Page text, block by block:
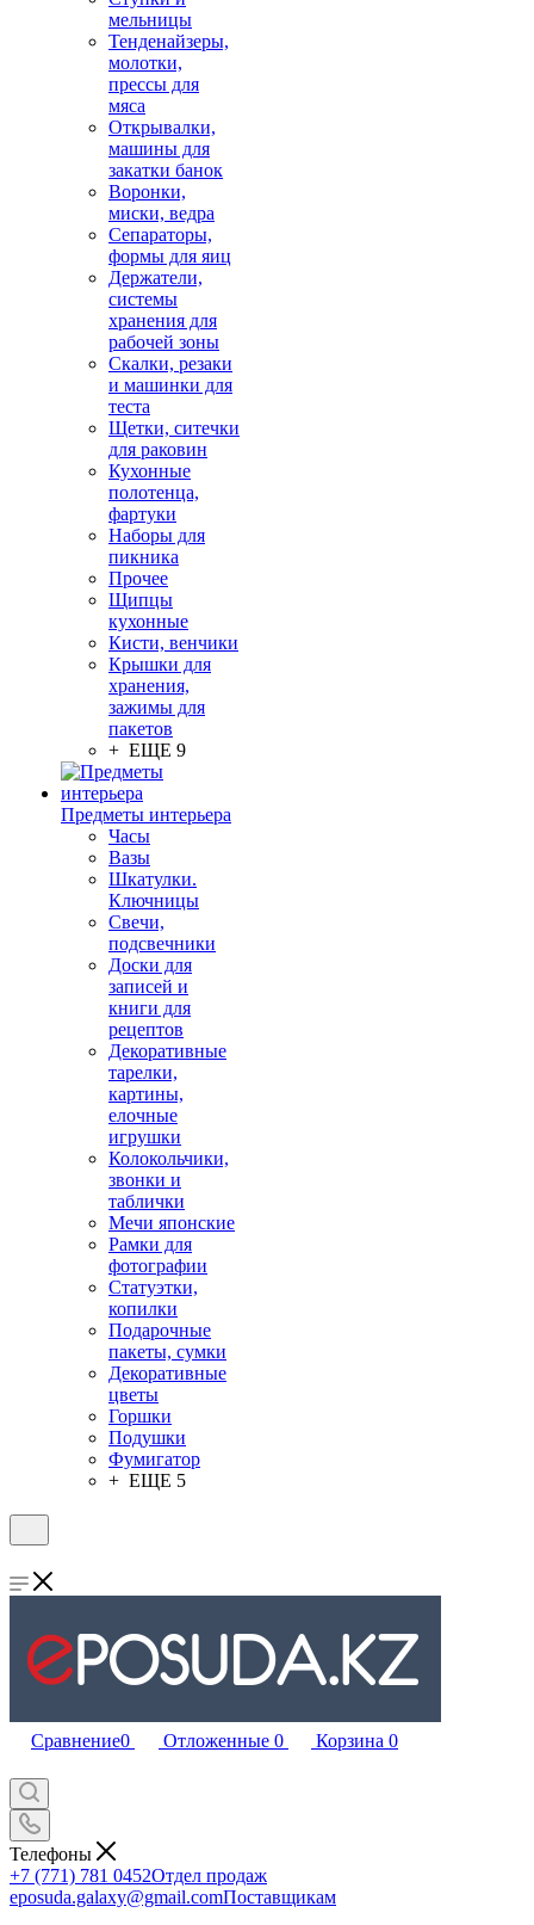
мельницы
Тенденайзеры,
молотки,
прессы для
мяса
Открывалки,
машины для
закатки банок
Воронки,
миски, ведра
Сепараторы,
формы для яиц
Держатели,
системы
хранения для
рабочей зоны
Скалки, резаки
и машинки для
теста
Щетки, ситечки
для раковин
Кухонные
полотенца,
фартуки
Наборы для
пикника
Прочее
Щипцы
кухонные
Кисти, венчики
Крышки для
хранения,
зажимы для
пакетов
+ ЕЩЕ 9
Предметы интерьера
Часы
Вазы
Шкатулки.
Ключницы
Свечи,
подсвечники
Доски для
записей и
книги для
рецептов
Декоративные
тарелки,
картины,
елочные
игрушки
Колокольчики,
звонки и
таблички
Мечи японские
Рамки для
фотографии
Статуэтки,
копилки
Подарочные
пакеты, сумки
Декоративные
цветы
Горшки
Подушки
Фумигатор
+ ЕЩЕ 5
Сравнение0 Отложенные 0 Корзина 0
Телефоны
+7 (771) 781 0452Отдел продаж
eposuda.galaxy@gmail.comПоставщикам